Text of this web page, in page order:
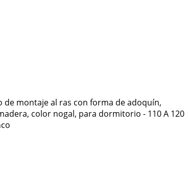
de montaje al ras con forma de adoquín,
color nogal, para dormitorio - 110 A 120